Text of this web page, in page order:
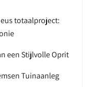
totaalproject:
een Stijlvolle Oprit
Tuinaanleg